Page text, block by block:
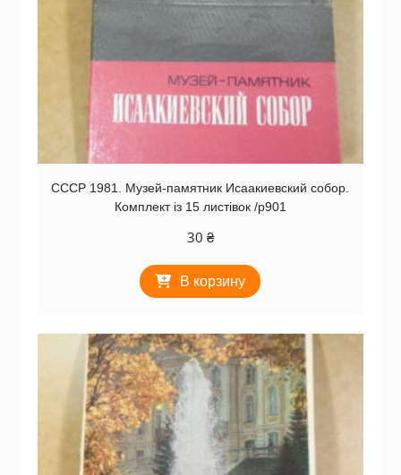
СССР 1981. Музей-памятник Исаакиевский собор.
Комплект із 15 листівок /р901
30 ₴
В корзину